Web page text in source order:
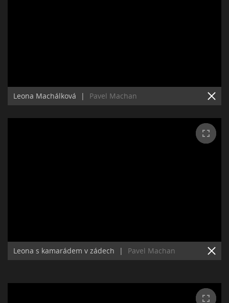
Leona Machálková | Pavel Machan
Leona s kamarádem v zádech | Pavel Machan